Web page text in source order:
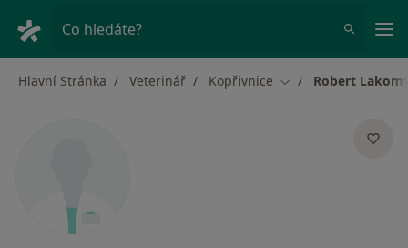
Co hledáte?
Hlavní Stránka Veterinář Kopřivnice Změna města
Robert